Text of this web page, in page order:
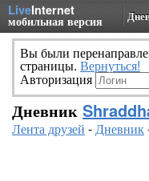
LiveInternet
мобильная версия
Вы были
страницы. Вернуться!
Авторизация
Дневник
Лента друзей -Дневник